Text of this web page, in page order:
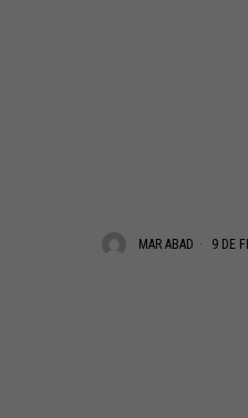
MAR ABAD 9 DE